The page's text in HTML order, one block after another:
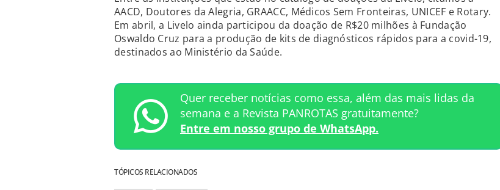
AACD, Doutores da Alegria, GRAACC, Médicos Sem Fronteiras, UNICEF e Rotary.
Em abril, a Livelo ainda participou da doação de R$20 milhões à Fundação
Oswaldo Cruz para a produção de kits de diagnósticos rápidos para a covid-19,
destinados ao Ministério da Saúde.
Quer receber notícias como essa, além das mais lidas da
semana e a Revista PANROTAS gratuitamente?
Entre em nosso grupo de WhatsApp.
TÓPICOS RELACIONADOS